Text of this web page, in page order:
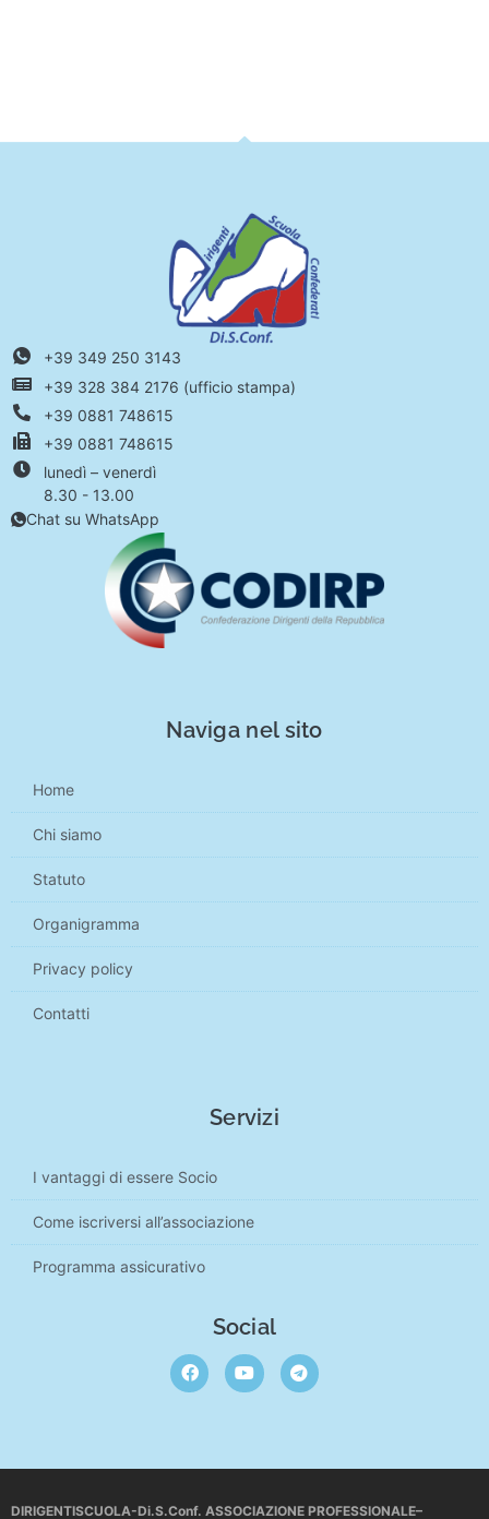
+39 349 250 3143
+39 328 384 2176 (ufficio stampa)
+39 0881 748615
+39 0881 748615
lunedì – venerdì
8.30 - 13.00
Chat su WhatsApp
Naviga nel sito
Home
Chi siamo
Statuto
Organigramma
Privacy policy
Contatti
Servizi
I vantaggi di essere Socio
Come iscriversi all’associazione
Programma assicurativo
Social
DIRIGENTISCUOLA-Di.S.Conf. ASSOCIAZIONE PROFESSIONALE–